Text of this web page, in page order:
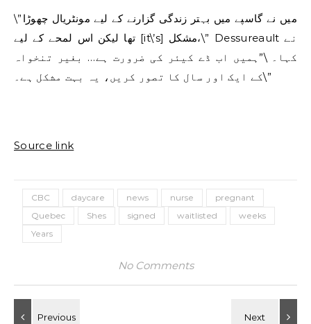
\”میں نے گاسپے میں بہتر زندگی گزارنے کے لیے مونٹریال چھوڑا
تھا لیکن اس لمحے کے لیے [it\’s] مشکل،\” Dessureault نے
کہا۔ \”ہمیں اب ڈے کیئر کی ضرورت ہے… بغیر تنخواہ
کے ایک اور سال کا تصور کریں، یہ بہت مشکل ہے۔\”
Source link
CBC daycare news nurse
pregnant
Quebec
Shes signed waitlisted
weeks
Years
No Comments